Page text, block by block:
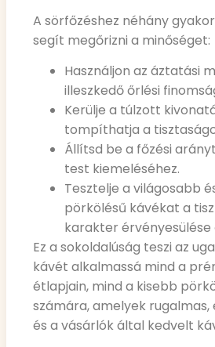
A sörfőzéshez néhány
segít megőrizni a minőséget:
Használjon az áztatási
illeszkedő őrlési
Kerülje a túlzott
tompíthatja a
Állítsd be a főzési
test kiemeléséhez.
Tesztelje a világosabb
pörkölésű kávékat a
karakter érvényesülése
Ez a sokoldalúság teszi az
kávét alkalmassá mind a
étlapjain, mind a kisebb
számára, amelyek
és a vásárlók által kedvelt